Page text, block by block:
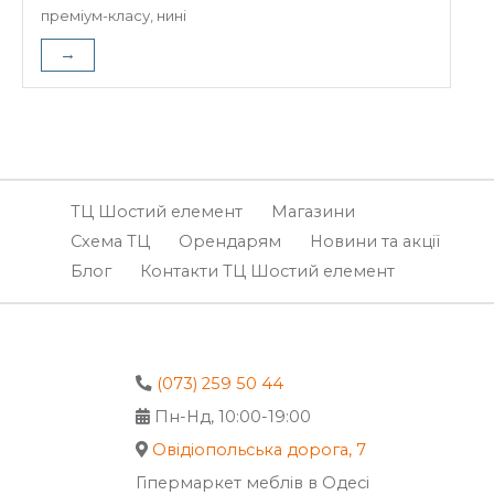
преміум-класу, нині
→
ТЦ Шостий елемент
Магазини
Схема ТЦ
Орендарям
Новини та акції
Блог
Контакти ТЦ Шостий елемент
(073) 259 50 44
Пн-Нд, 10:00-19:00
Овідіопольська дорога, 7
Гіпермаркет меблів в Одесі